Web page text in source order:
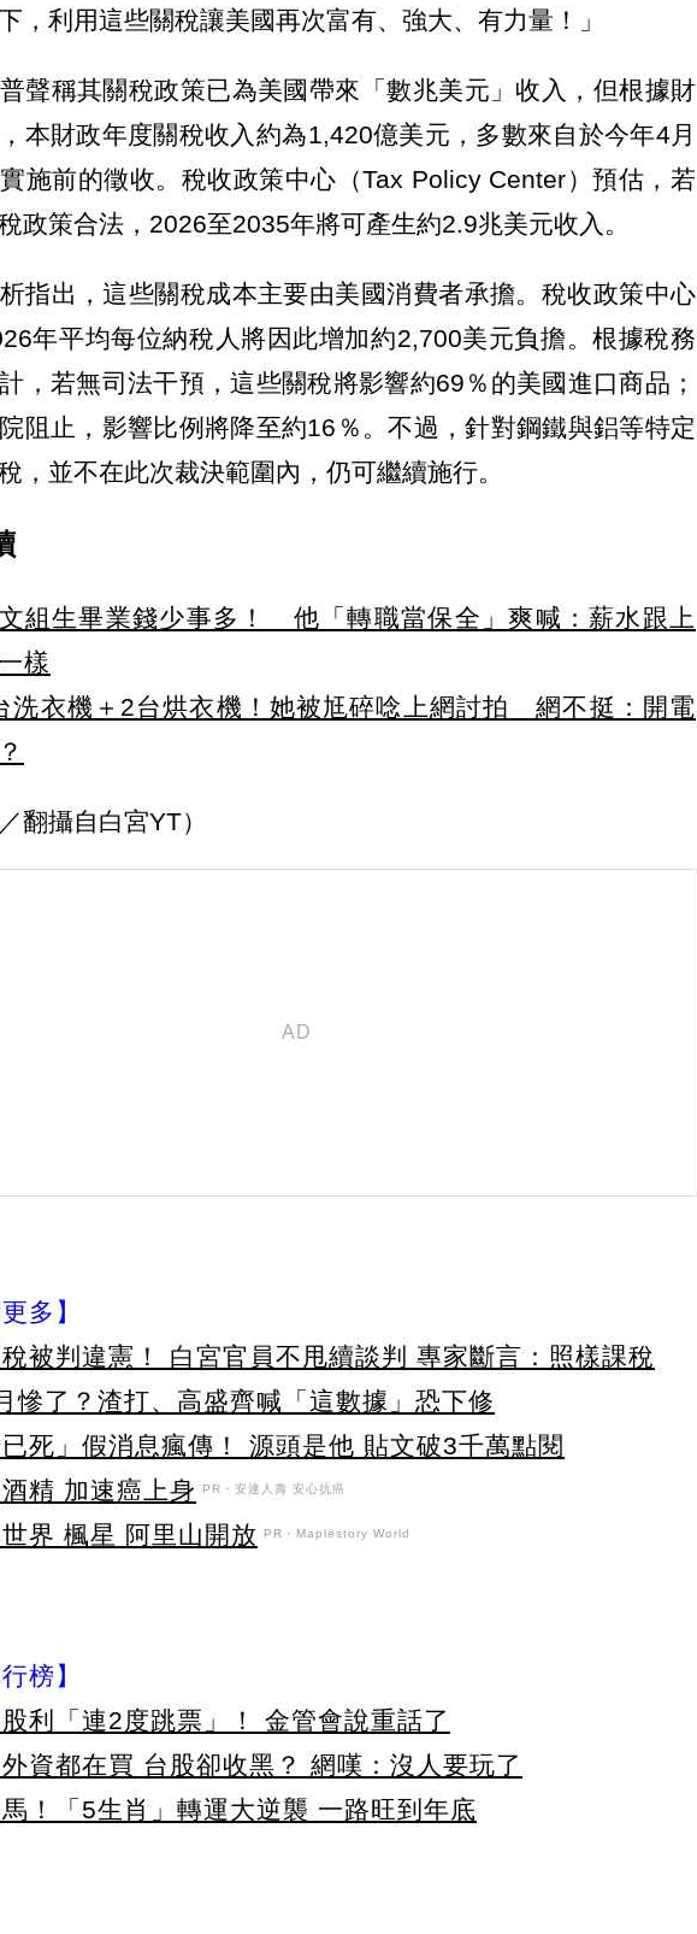
，利用這些關稅讓美國再次富有、強大、有力量！」
聲稱其關稅政策已為美國帶來「數兆美元」收入，但根據財
本財政年度關稅收入約為1,420億美元，多數來自於今年4月
施前的徵收。稅收政策中心（Tax Policy Center）預估，若
政策合法，2026至2035年將可產生約2.9兆美元收入。
指出，這些關稅成本主要由美國消費者承擔。稅收政策中心
年平均每位納稅人將因此增加約2,700美元負擔。根據稅務
，若無司法干預，這些關稅將影響約69％的美國進口商品；
阻止，影響比例將降至約16％。不過，針對鋼鐵與鋁等特定
，並不在此次裁決範圍內，仍可繼續施行。
組生畢業錢少事多！ 他「轉職當保全」爽喊：薪水跟上
樣
洗衣機＋2台烘衣機！她被尪碎唸上網討拍 網不挺：開電
翻攝自白宮YT）
多】
被判違憲！ 白宮官員不甩續談判 專家斷言：照樣課稅
慘了？渣打、高盛齊喊「這數據」恐下修
已死」假消息瘋傳！ 源頭是他 貼文破3千萬點閱
精 加速癌上身
PR・安達人壽 安心抗癌
界 楓星 阿里山開放 PR・Maplestory World
榜】
利「連2度跳票」！ 金管會說重話了
資都在買 台股卻收黑？ 網嘆：沒人要玩了
！「5生肖」轉運大逆襲 一路旺到年底